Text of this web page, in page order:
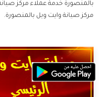
بالمنصورة خدمة عملاء مركز
مركز صيانة وايت ويل بالمنصورة.